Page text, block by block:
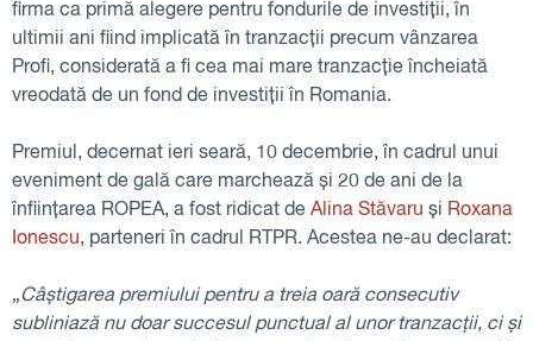
firma ca primă alegere pentru fondurile de investiții, în
ultimii ani fiind implicată în tranzacții precum vânzarea
Profi, considerată a fi cea mai mare tranzacție încheiată
vreodată de un fond de investiții în Romania.
Premiul, decernat ieri seară, 10 decembrie, în cadrul unui
eveniment de gală care marchează și 20 de ani de la
înființarea ROPEA, a fost ridicat de Alina Stăvaru și Roxana
Ionescu, parteneri în cadrul RTPR. Acestea ne-au declarat:
„Câștigarea premiului pentru a treia oară consecutiv
subliniază nu doar succesul punctual al unor tranzacții, ci și